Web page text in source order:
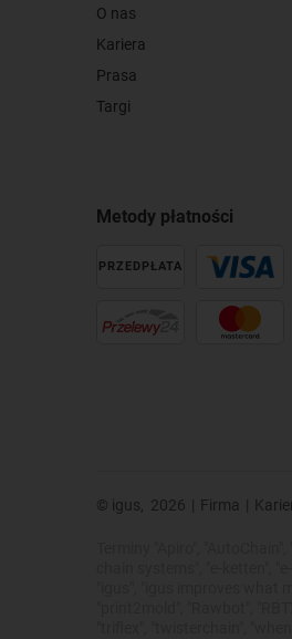
O nas
Kariera
Prasa
Targi
Metody płatności
PRZEDPŁATA
© igus, 2026 | Firma |